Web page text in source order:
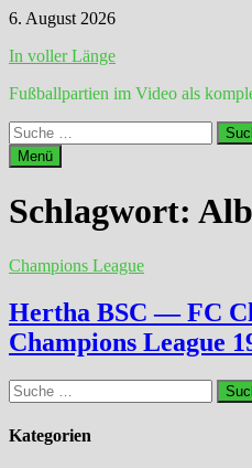
Zum
springen
6. August 2026
In voller Länge
Fußballpartien im Video als
Suche
nach:
Menü
Schlagwort:
Champions League
Hertha BSC — FC
Champions League
Suche
nach:
Kategorien